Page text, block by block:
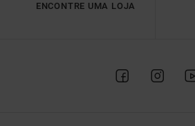
ENCONTRE UMA LOJA